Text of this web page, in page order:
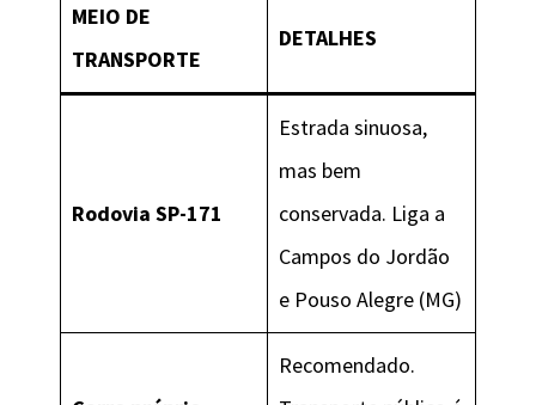
MEIO DE
TRANSPORTE
DETALHES
Rodovia SP-171
Estrada sinuosa,
mas bem
conservada. Liga a
Campos do Jordão
e Pouso Alegre (MG)
Recomendado.